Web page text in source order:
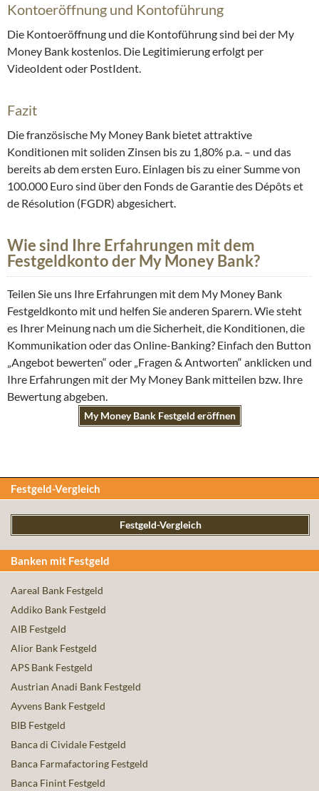
Kontoeröffnung und Kontoführung
Die Kontoeröffnung und die Kontoführung sind bei der My
Money Bank kostenlos. Die Legitimierung erfolgt per
VideoIdent oder PostIdent.
Fazit
Die französische My Money Bank bietet attraktive
Konditionen mit soliden Zinsen bis zu 1,80% p.a. – und das
bereits ab dem ersten Euro. Einlagen bis zu einer Summe von
100.000 Euro sind über den Fonds de Garantie des Dépôts et
de Résolution (FGDR) abgesichert.
Wie sind Ihre Erfahrungen mit dem
Festgeldkonto der My Money Bank?
Teilen Sie uns Ihre Erfahrungen mit dem My Money Bank
Festgeldkonto mit und helfen Sie anderen Sparern. Wie steht
es Ihrer Meinung nach um die Sicherheit, die Konditionen, die
Kommunikation oder das Online-Banking? Einfach den Button
„Angebot bewerten“ oder „Fragen & Antworten“ anklicken und
Ihre Erfahrungen mit der My Money Bank mitteilen bzw. Ihre
Bewertung abgeben.
My Money Bank Festgeld eröffnen
Festgeld-Vergleich
Festgeld-Vergleich
Banken mit Festgeld
Aareal Bank Festgeld
Addiko Bank Festgeld
AIB Festgeld
Alior Bank Festgeld
APS Bank Festgeld
Austrian Anadi Bank Festgeld
Ayvens Bank Festgeld
BIB Festgeld
Banca di Cividale Festgeld
Banca Farmafactoring Festgeld
Banca Finint Festgeld